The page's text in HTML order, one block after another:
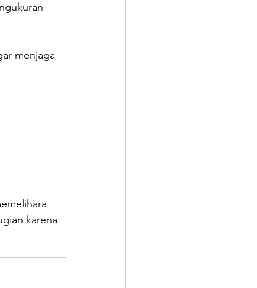
menjaga
karena